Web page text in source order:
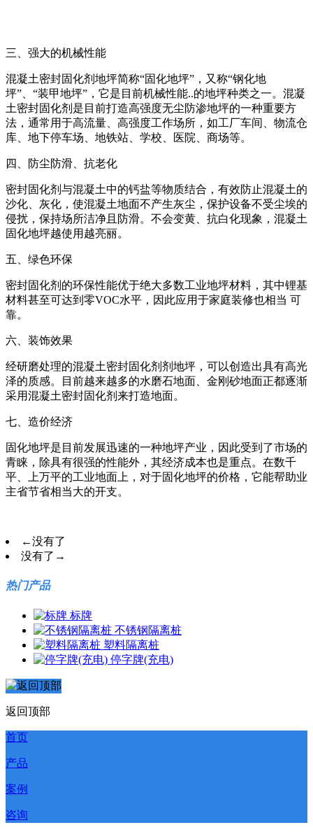
三、强大的机械性能
混凝土密封固化剂地坪简称“固化地坪”，又称“钢化地
坪”、“装甲地坪”，它是目前机械性能..的地坪种类之一。混凝
土密封固化剂是目前打造高强度无尘防渗地坪的一种重要方
法，通常用于高流量、高强度工作场所，如工厂车间、物流仓
库、地下停车场、地铁站、学校、医院、商场等。
四、防尘防滑、抗老化
密封固化剂与混凝土中的钙盐等物质结合，有效防止混凝土的
沙化、灰化，使混凝土地面不产生灰尘，保护设备不受尘埃的
侵扰，保持场所洁净且防滑。不会变黄、抗白化现象，混凝土
固化地坪越使用越亮丽。
五、绿色环保
密封固化剂的环保性能优于绝大多数工业地坪材料，其中锂基
材料甚至可达到零VOC水平，因此应用于家庭装修也相当 可
靠。
六、装饰效果
经研磨处理的混凝土密封固化剂剂地坪，可以创造出具有高光
泽的质感。目前越来越多的水磨石地面、金刚砂地面正都逐渐
采用混凝土密封固化剂来打造地面。
七、造价经济
固化地坪是目前发展迅速的一种地坪产业，因此受到了市场的
青睐，除具有很强的性能外，其经济成本也是重点。在数千
平、上万平的工业地面上，对于固化地坪的价格，它能帮助业
主省节省相当大的开支。
←没有了
没有了 →
热门产品
标牌
不锈钢隔离桩
塑料隔离桩
停字牌(充电)
返回顶部
首页
产品
案例
咨询